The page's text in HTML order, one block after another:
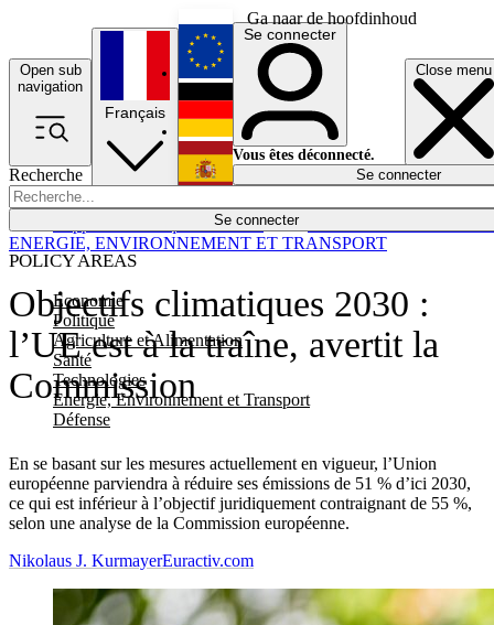
Ga naar de hoofdinhoud
Open sub
navigation
Close menu
Recherche
Se connecter
POLICY AREAS
Economie
Politique
Agriculture et Alimentation
Santé
Technologies
Energie, Environnement et Transport
Défense
Économie
Français
English
Deutsch
Español
Se connecter
Vous êtes déconnecté.
Se connecter
Objectifs climatiques 2030 :
l’UE est à la traîne, avertit la
Commission
En se basant sur les mesures actuellement en vigueur, l’Union
européenne parviendra à réduire ses émissions de 51 % d’ici 2030,
ce qui est inférieur à l’objectif juridiquement contraignant de 55 %,
selon une analyse de la Commission européenne.
ENERGIE, ENVIRONNEMENT ET TRANSPORT
Nikolaus J. KurmayerEuractiv.com